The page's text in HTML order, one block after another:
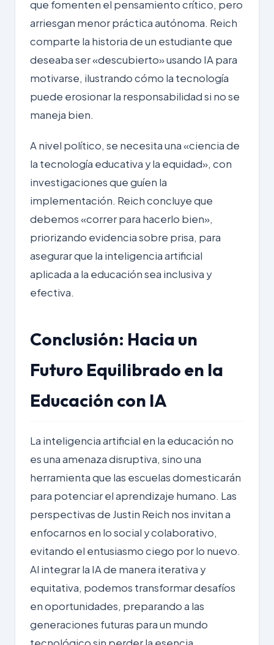
que fomenten el pensamiento crítico, pero
arriesgan menor práctica autónoma. Reich
comparte la historia de un estudiante que
deseaba ser «descubierto» usando IA para
motivarse, ilustrando cómo la tecnología
puede erosionar la responsabilidad si no se
maneja bien.
A nivel político, se necesita una «ciencia de
la tecnología educativa y la equidad», con
investigaciones que guíen la
implementación. Reich concluye que
debemos «correr para hacerlo bien»,
priorizando evidencia sobre prisa, para
asegurar que la inteligencia artificial
aplicada a la educación sea inclusiva y
efectiva.
Conclusión: Hacia un
Futuro Equilibrado en la
Educación con IA
La inteligencia artificial en la educación no
es una amenaza disruptiva, sino una
herramienta que las escuelas domesticarán
para potenciar el aprendizaje humano. Las
perspectivas de Justin Reich nos invitan a
enfocarnos en lo social y colaborativo,
evitando el entusiasmo ciego por lo nuevo.
Al integrar la IA de manera iterativa y
equitativa, podemos transformar desafíos
en oportunidades, preparando a las
generaciones futuras para un mundo